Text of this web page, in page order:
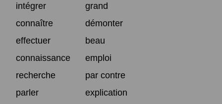
intégrer
grand
connaître
démonter
effectuer
beau
connaissance
emploi
recherche
par contre
parler
explication